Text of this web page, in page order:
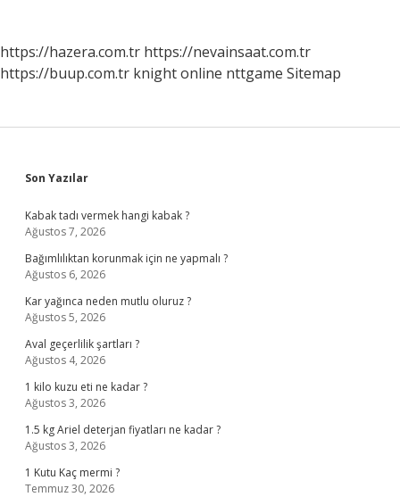
https://hazera.com.tr https://nevainsaat.com.tr
https://buup.com.tr knight online nttgame Sitemap
Sidebar
Son Yazılar
Kabak tadı vermek hangi kabak ?
Ağustos 7, 2026
Bağımlılıktan korunmak için ne yapmalı ?
Ağustos 6, 2026
Kar yağınca neden mutlu oluruz ?
Ağustos 5, 2026
Aval geçerlilik şartları ?
Ağustos 4, 2026
1 kilo kuzu eti ne kadar ?
Ağustos 3, 2026
1.5 kg Ariel deterjan fiyatları ne kadar ?
Ağustos 3, 2026
1 Kutu Kaç mermi ?
Temmuz 30, 2026